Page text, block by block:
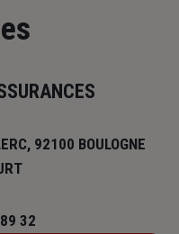
92100 BOULOGNE
32